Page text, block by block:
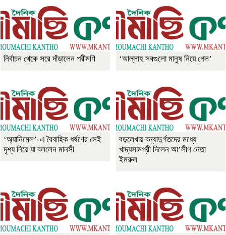
নির্বাচন থেকে সরে দাঁড়ালেন পরীমণি ‘আল্লাহ সবগুলো মানুষ নিয়ে গেল’
‘অ্যানিমেল’-এ বৈবাহিক ধর্ষণের সেই
দৃশ্য নিয়ে যা বললেন মানসী
বড়লেখায় বন্যাদুর্গতদের মধ্যে
খাদ্যসামগ্রী দিলেন আ’লীগ নেতা
ইমরুল